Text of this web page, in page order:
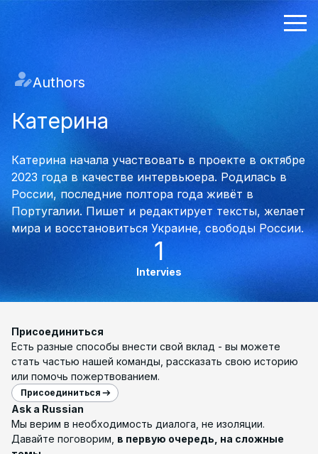
Authors
Катерина
Катерина начала участвовать в проекте в октябре
2023 года в качестве интервьюера. Родилась в
России, последние полтора года живёт в
Португалии. Пишет и редактирует тексты, желает
мира и восстановиться Украине, свободы России.
1
Intervies
Присоединиться
Есть разные способы внести свой вклад - вы можете
стать частью нашей команды, рассказать свою историю
или помочь пожертвованием.
Присоединиться
Ask a Russian
Мы верим в необходимость диалога, не изоляции.
Давайте поговорим, в первую очередь, на сложные